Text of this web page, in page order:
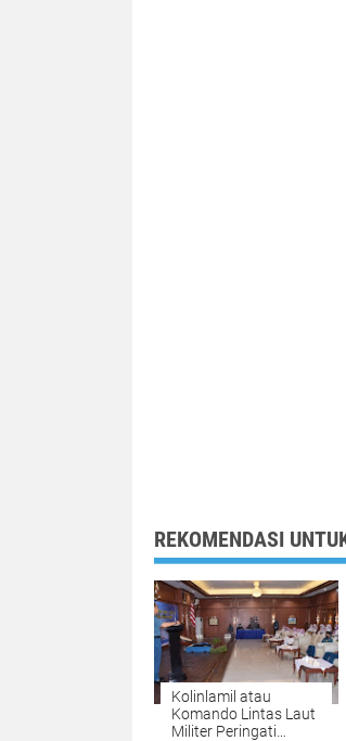
REKOMENDASI
Kolinlamil atau
Komando Lintas Laut
Militer Peringati